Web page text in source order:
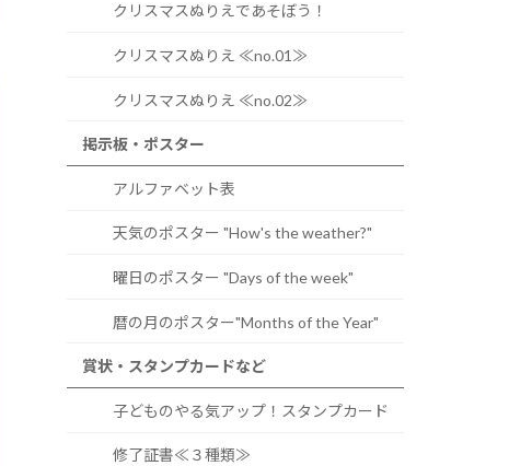
クリスマスぬりえであそぼう！
クリスマスぬりえ ≪no.01≫
クリスマスぬりえ ≪no.02≫
掲示板・ポスター
アルファベット表
天気のポスター "How's the weather?"
曜日のポスター "Days of the week"
暦の月のポスター"Months of the Year"
賞状・スタンプカードなど
子どものやる気アップ！スタンプカード
修了証書≪３種類≫